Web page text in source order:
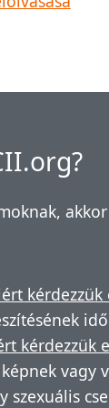
kérdezzük
kérdezzük
vagy